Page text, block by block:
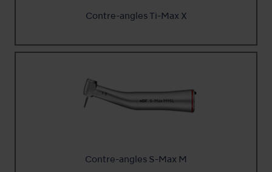
Contre-angles Ti-Max X
Contre-angles S-Max M